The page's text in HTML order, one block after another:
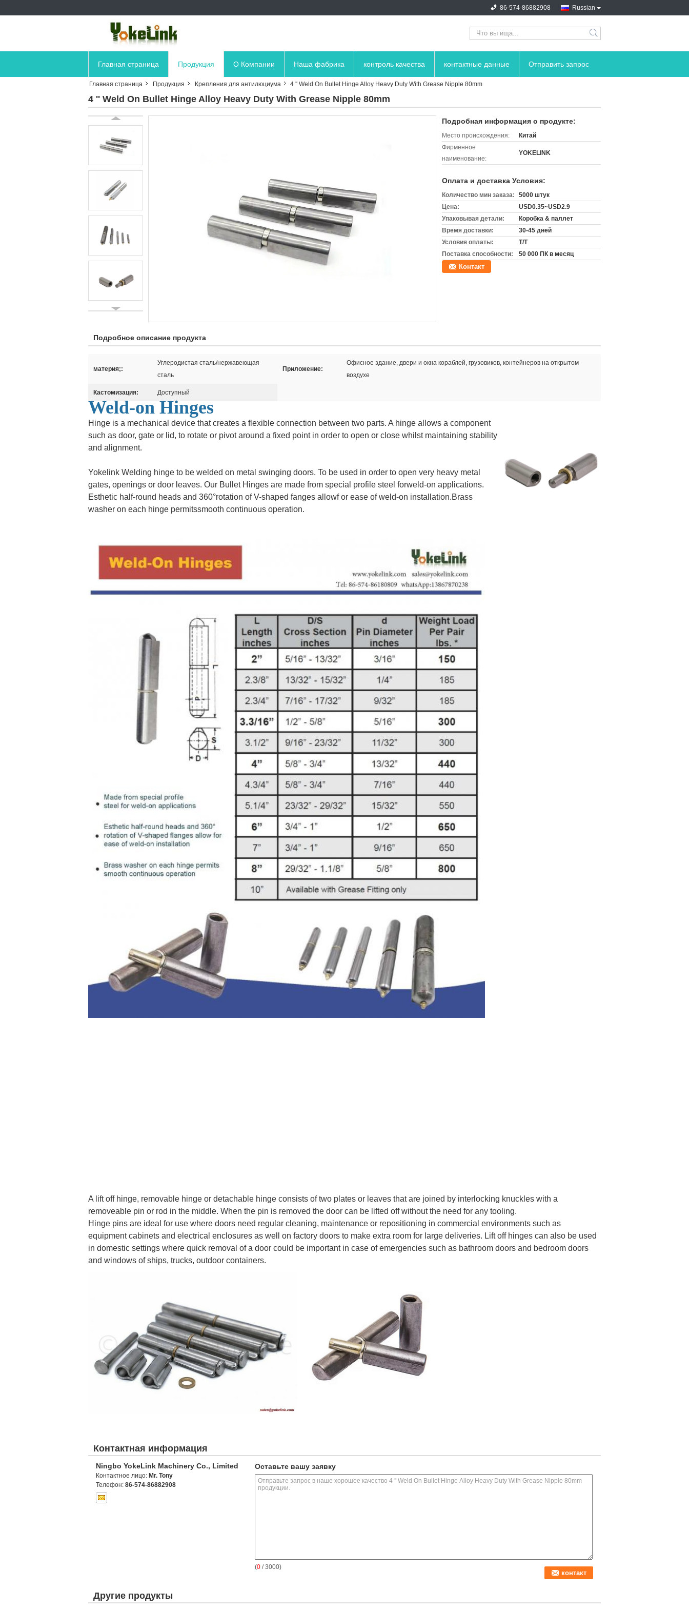
Russian
86-574-86882908
search
Главная страница Продукция О Компании Наша фабрика контроль качества контактные данные Отправить запрос
Главная страница Продукция Крепления для антилюциума 4 '' Weld On Bullet Hinge Alloy Heavy Duty With Grease Nipple 80mm
4 '' Weld On Bullet Hinge Alloy Heavy Duty With Grease Nipple 80mm
Подробная информация о продукте:
Место происхождения:
Китай
Фирменное
наименование:
YOKELINK
Оплата и доставка Условия:
Количество мин заказа:
5000 штук
Цена:
USD0.35~USD2.9
Упаковывая детали:
Коробка & паллет
Время доставки:
30-45 дней
Условия оплаты:
Т/Т
Поставка способности:
50 000 ПК в месяц
Контакт
Подробное описание продукта
материя;:
Углеродистая сталь/нержавеющая
сталь
Приложение:
Офисное здание, двери и окна кораблей, грузовиков, контейнеров на открытом
воздухе
Кастомизация: Доступный
Weld-on Hinges
Hinge is a mechanical device that creates a flexible connection between two parts. A hinge allows a component
such as door, gate or lid, to rotate or pivot around a fixed point in order to open or close whilst maintaining stability
and alignment.
Yokelink Welding hinge to be welded on metal swinging doors. To be used in order to open very heavy metal
gates, openings or door leaves. Our Bullet Hinges are made from special profile steel forweld-on applications.
Esthetic half-round heads and 360°rotation of V-shaped fanges allowf or ease of weld-on installation.Brass
washer on each hinge permitssmooth continuous operation.
A lift off hinge, removable hinge or detachable hinge consists of two plates or leaves that are joined by interlocking knuckles with a
removeable pin or rod in the middle. When the pin is removed the door can be lifted off without the need for any tooling.
Hinge pins are ideal for use where doors need regular cleaning, maintenance or repositioning in commercial environments such as
equipment cabinets and electrical enclosures as well on factory doors to make extra room for large deliveries. Lift off hinges can also be used
in domestic settings where quick removal of a door could be important in case of emergencies such as bathroom doors and bedroom doors
and windows of ships, trucks, outdoor containers.
Контактная информация
Ningbo YokeLink Machinery Co., Limited
Контактное лицо: Mr. Tony
Телефон: 86-574-86882908
Оставьте вашу заявку
(0 / 3000)
Другие продукты